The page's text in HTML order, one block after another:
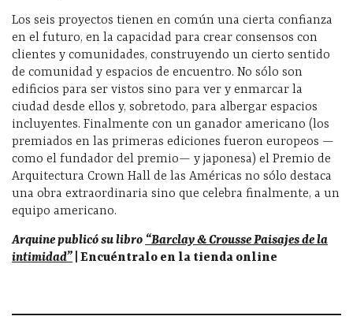
Los seis proyectos tienen en común una cierta confianza
en el futuro, en la capacidad para crear consensos con
clientes y comunidades, construyendo un cierto sentido
de comunidad y espacios de encuentro. No sólo son
edificios para ser vistos sino para ver y enmarcar la
ciudad desde ellos y, sobretodo, para albergar espacios
incluyentes. Finalmente con un ganador americano (los
premiados en las primeras ediciones fueron europeos —
como el fundador del premio— y japonesa) el Premio de
Arquitectura Crown Hall de las Américas no sólo destaca
una obra extraordinaria sino que celebra finalmente, a un
equipo americano.
Arquine publicó su libro “Barclay & Crousse Paisajes de la
intimidad” | Encuéntralo en la tienda online